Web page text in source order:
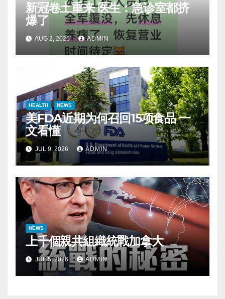
新冠卷土重来 医生：急诊室都挤
爆了
AUG 2, 2026 ADMIN
HEALTH NEWS
美FDA近期为何召回15项食品 一
文看懂
JUL 9, 2026 ADMIN
NEWS
上千個親共組織統戰加拿大
JUL 5, 2026 ADMIN